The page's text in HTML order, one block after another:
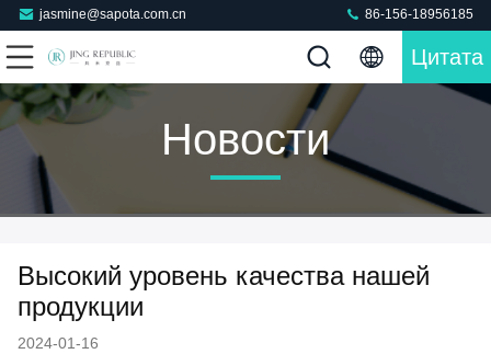
jasmine@sapota.com.cn 86-156-18956185
Цитата
Новости
Высокий уровень качества нашей
продукции
2024-01-16